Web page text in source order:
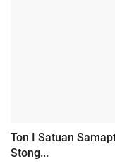
Ton I Satuan
Stong...